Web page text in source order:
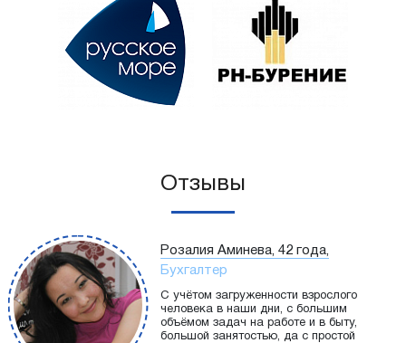
Отзывы
Розалия Аминева, 42 года,
Бухгалтер
С учётом загруженности взрослого
человека в наши дни, с большим
объёмом задач на работе и в быту,
большой занятостью, да с простой